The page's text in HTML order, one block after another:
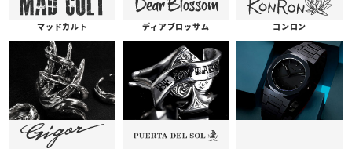
マッドカルト ディアブロッサム コンロン